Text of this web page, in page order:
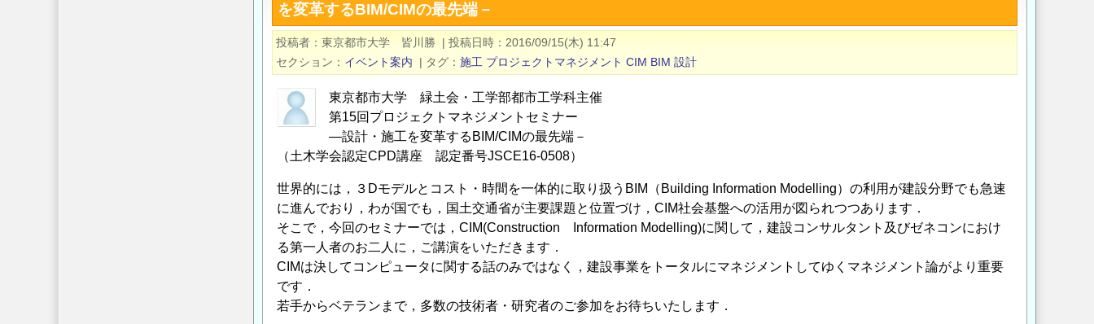
の
信：
SDGs
達
成
へ
の
献
目
指
し
フ
ィ
リ
ピ
を変革するBIM/CIMの最先端－
投稿者 東京都市大学 皆川勝 | 投稿日時
2016/09/15(木) 11:47
セクション
イベント案内 | タグ 施工 プロジェクトマネジメント CIM BIM 設計
東京都市大学 緑土会・工学部都市工学科主催
第15回プロジェクトマネジメントセミナー
―設計・施工を変革するBIM/CIMの最先端－
（土木学会認定CPD講座 認定番号JSCE16-0508）
世界的には，３Dモデルとコスト・時間を一体的に取り扱うBIM（Building Information Modelling）の利用が建設分野でも急速
に進んでおり，わが国でも，国土交通省が主要課題と位置づけ，CIM社会基盤への活用が図られつつあります．
そこで，今回のセミナーでは，CIM(Construction Information Modelling)に関して，建設コンサルタント及びゼネコンにおけ
る第一人者のお二人に，ご講演をいただきます．
CIMは決してコンピュータに関する話のみではなく，建設事業をトータルにマネジメントしてゆくマネジメント論がより重要
です．
若手からベテランまで，多数の技術者・研究者のご参加をお待ちいたします．